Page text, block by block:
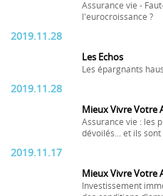
Assurance vie -
l'eurocroissance ?
2019.11.28
Les Echos
Les épargnants
2019.11.28
Mieux Vivre Votre
Assurance vie : les
dévoilés... et ils
2019.11.17
Mieux Vivre Votre
Investissement